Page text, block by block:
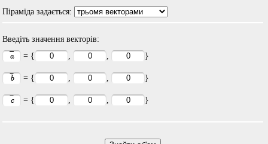
Піраміда задається:
Введіть значення векторів:
= {
, , }
= { , , }
= { , , }